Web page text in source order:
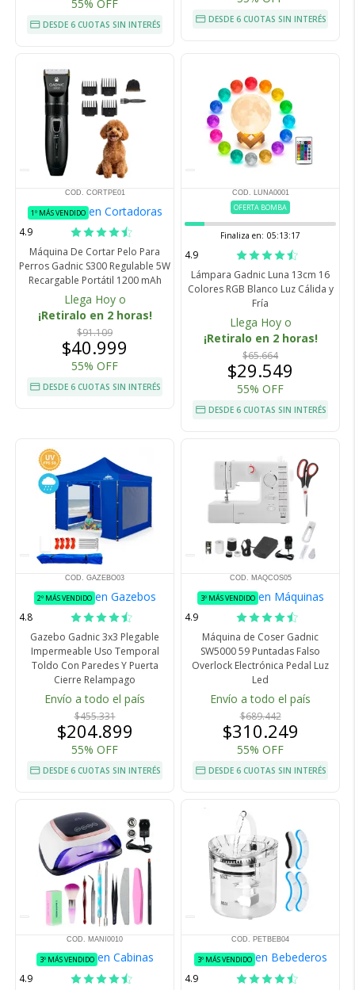
55% OFF
DESDE 6 CUOTAS SIN INTERÉS DESDE 6 CUOTAS SIN INTERÉS
COD. CORTPE01
1º MÁS VENDIDO en Cortadoras
4.9
Máquina De Cortar Pelo Para
Perros Gadnic S300 Regulable 5W
Recargable Portátil 1200 mAh
Llega Hoy o
¡Retiralo en 2 horas!
$91.109
$40.999
55% OFF
DESDE 6 CUOTAS SIN INTERÉS
COD. LUNA0001
OFERTA BOMBA
Finaliza en: 05:13:16
4.9
Lámpara Gadnic Luna 13cm 16
Colores RGB Blanco Luz Cálida y
Fría
Llega Hoy o
¡Retiralo en 2 horas!
$65.664
$29.549
55% OFF
DESDE 6 CUOTAS SIN INTERÉS
COD. GAZEBO03
2º MÁS VENDIDO en Gazebos
4.8
Gazebo Gadnic 3x3 Plegable
Impermeable Uso Temporal
Toldo Con Paredes Y Puerta
Cierre Relampago
Envío a todo el país
$455.331
$204.899
55% OFF
DESDE 6 CUOTAS SIN INTERÉS
COD. MAQCOS05
3º MÁS VENDIDO en Máquinas
4.9
Máquina de Coser Gadnic
SW5000 59 Puntadas Falso
Overlock Electrónica Pedal Luz
Led
Envío a todo el país
$689.442
$310.249
55% OFF
DESDE 6 CUOTAS SIN INTERÉS
COD. MANI0010
3º MÁS VENDIDO en Cabinas
4.9
COD. PETBEB04
3º MÁS VENDIDO en Bebederos
4.9